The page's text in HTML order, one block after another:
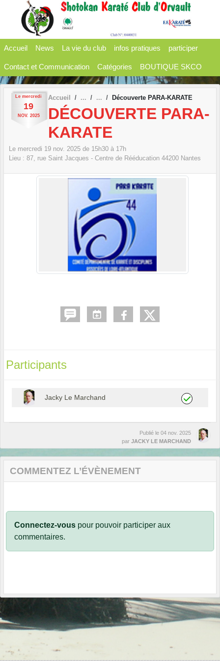
Accueil News La vie du club infos pratiques participer
Contact et Communication Catégories BOUTIQUE SKCO
Le mercredi
19
NOV. 2025
Accueil Découverte PARA-KARATE
DÉCOUVERTE PARA-
KARATE
Le mercredi 19 nov. 2025 de 15h30 à 17h
Lieu : 87, rue Saint Jacques - Centre de Rééducation 44200 Nantes
Participants
Jacky Le Marchand
Publié le 04 nov. 2025
par JACKY LE MARCHAND
COMMENTEZ L’ÉVÈNEMENT
Connectez-vous pour pouvoir participer aux
commentaires.
Panneau de gestion des cookies